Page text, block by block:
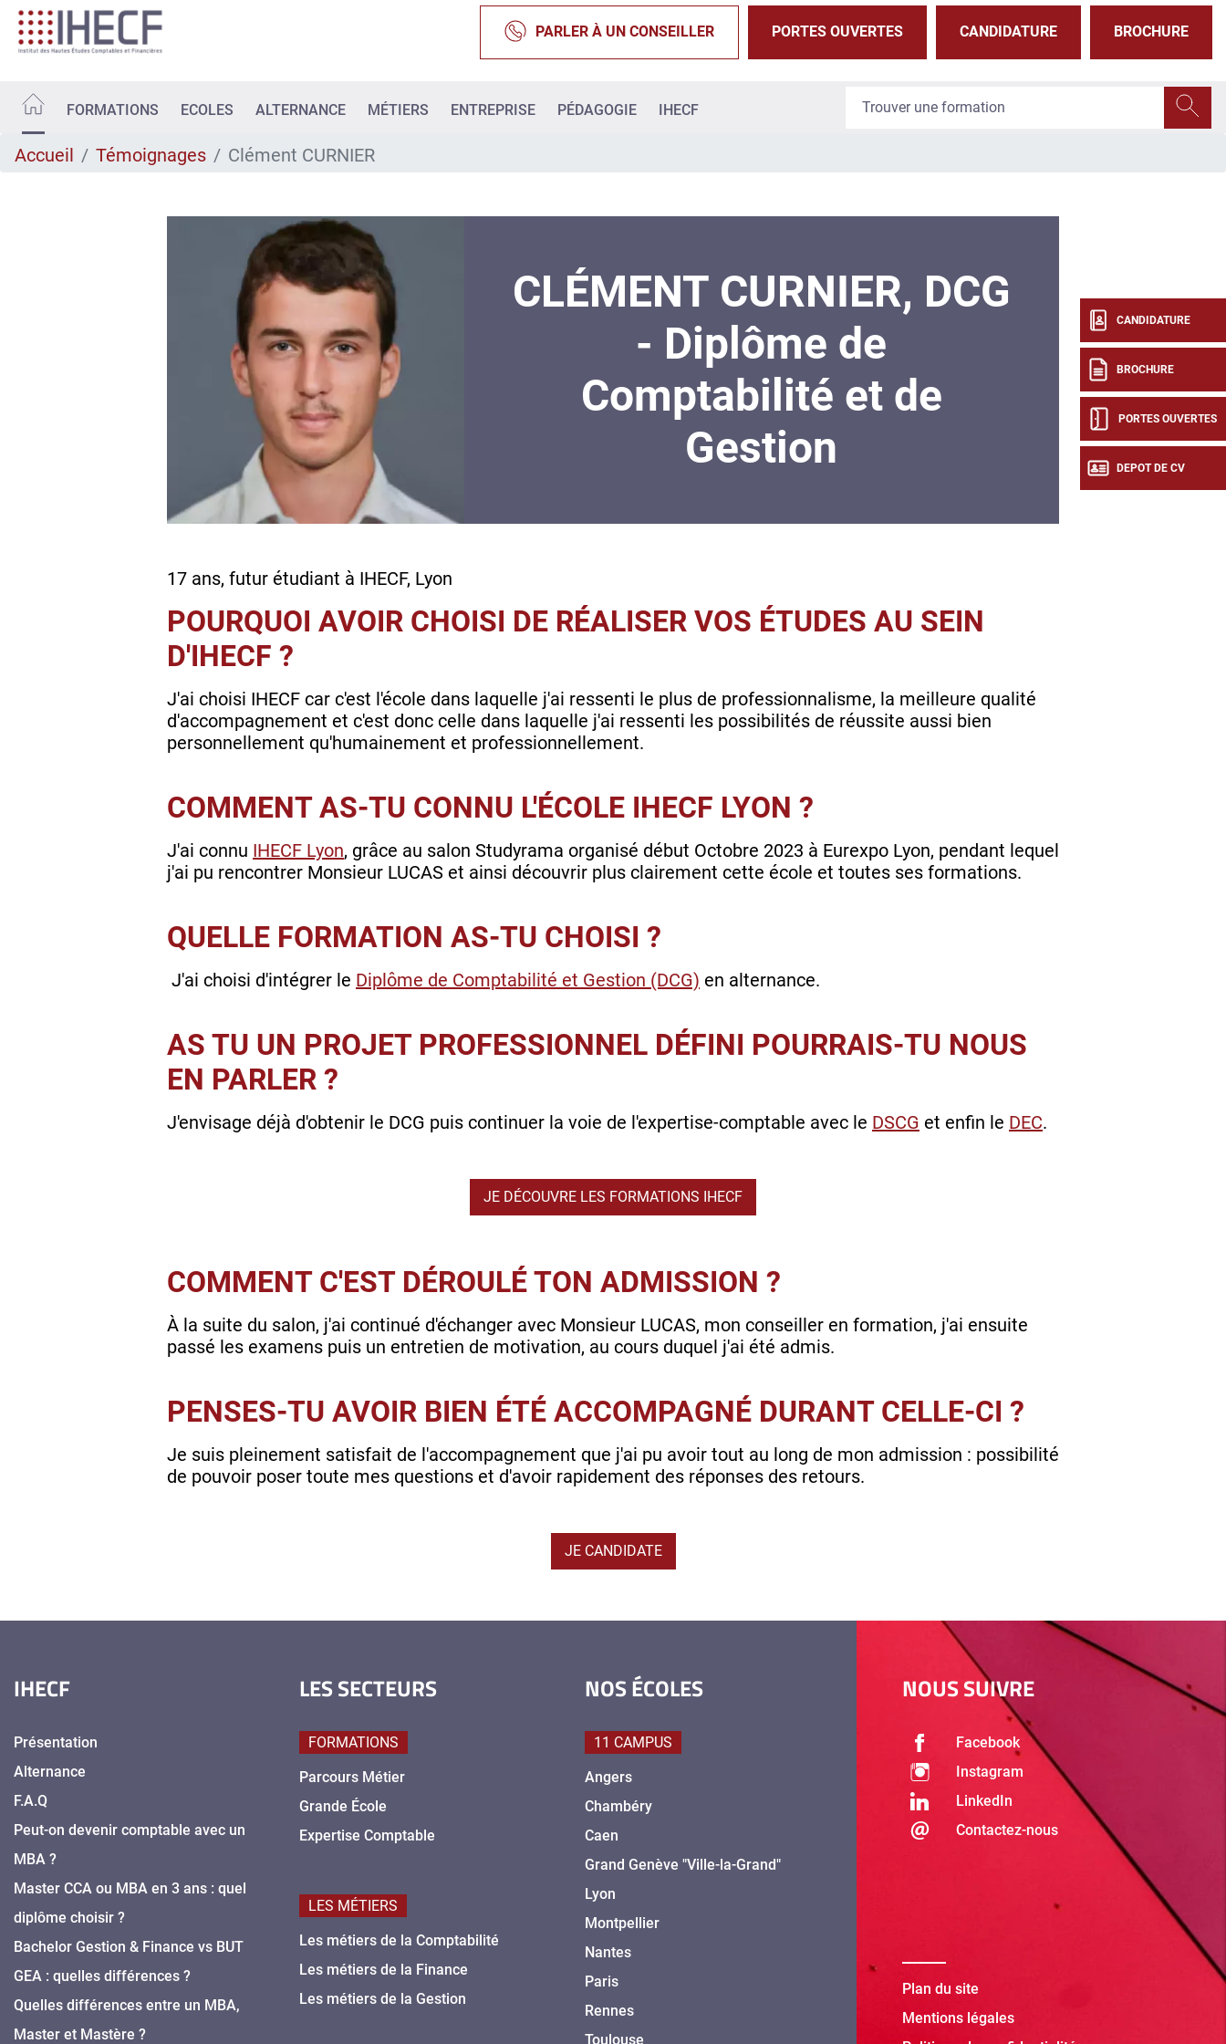
Aller
contenu
PARLER À UN CONSEILLER PORTES OUVERTES CANDIDATURE BROCHURE
FORMATIONS ECOLES ALTERNANCE MÉTIERS ENTREPRISE PÉDAGOGIE IHECF
CANDIDATURE
BROCHURE
PORTES OUVERTES
DEPOT DE CV
Accueil Témoignages Clément CURNIER
CLÉMENT CURNIER, DCG
- Diplôme de
Comptabilité et de
Gestion
17 ans, futur étudiant à IHECF, Lyon
POURQUOI AVOIR CHOISI DE RÉALISER VOS ÉTUDES AU SEIN
D'IHECF ?
J'ai choisi IHECF car c'est l'école dans laquelle j'ai ressenti le plus de professionnalisme, la meilleure qualité
d'accompagnement et c'est donc celle dans laquelle j'ai ressenti les possibilités de réussite aussi bien
personnellement qu'humainement et professionnellement.
COMMENT AS-TU CONNU L'ÉCOLE IHECF LYON ?
J'ai connu IHECF Lyon, grâce au salon Studyrama organisé début Octobre 2023 à Eurexpo Lyon, pendant lequel
j'ai pu rencontrer Monsieur LUCAS et ainsi découvrir plus clairement cette école et toutes ses formations.
QUELLE FORMATION AS-TU CHOISI ?
J'ai choisi d'intégrer le Diplôme de Comptabilité et Gestion (DCG) en alternance.
AS TU UN PROJET PROFESSIONNEL DÉFINI POURRAIS-TU NOUS
EN PARLER ?
J'envisage déjà d'obtenir le DCG puis continuer la voie de l'expertise-comptable avec le DSCG et enfin le DEC.
JE DÉCOUVRE LES FORMATIONS IHECF
COMMENT C'EST DÉROULÉ TON ADMISSION ?
À la suite du salon, j'ai continué d'échanger avec Monsieur LUCAS, mon conseiller en formation, j'ai ensuite
passé les examens puis un entretien de motivation, au cours duquel j'ai été admis.
PENSES-TU AVOIR BIEN ÉTÉ ACCOMPAGNÉ DURANT CELLE-CI ?
Je suis pleinement satisfait de l'accompagnement que j'ai pu avoir tout au long de mon admission : possibilité
de pouvoir poser toute mes questions et d'avoir rapidement des réponses des retours.
JE CANDIDATE
IHECF
Présentation
Alternance
F.A.Q
Peut-on devenir comptable avec un
MBA ?
Master CCA ou MBA en 3 ans : quel
diplôme choisir ?
Bachelor Gestion & Finance vs BUT
GEA : quelles différences ?
Quelles différences entre un MBA,
Master et Mastère ?
LES SECTEURS
FORMATIONS
Parcours Métier
Grande École
Expertise Comptable
LES MÉTIERS
Les métiers de la Comptabilité
Les métiers de la Finance
Les métiers de la Gestion
NOS ÉCOLES
11 CAMPUS
Angers
Chambéry
Caen
Grand Genève "Ville-la-Grand"
Lyon
Montpellier
Nantes
Paris
Rennes
Toulouse
NOUS SUIVRE
Facebook
Instagram
LinkedIn
Contactez-nous
Plan du site
Mentions légales